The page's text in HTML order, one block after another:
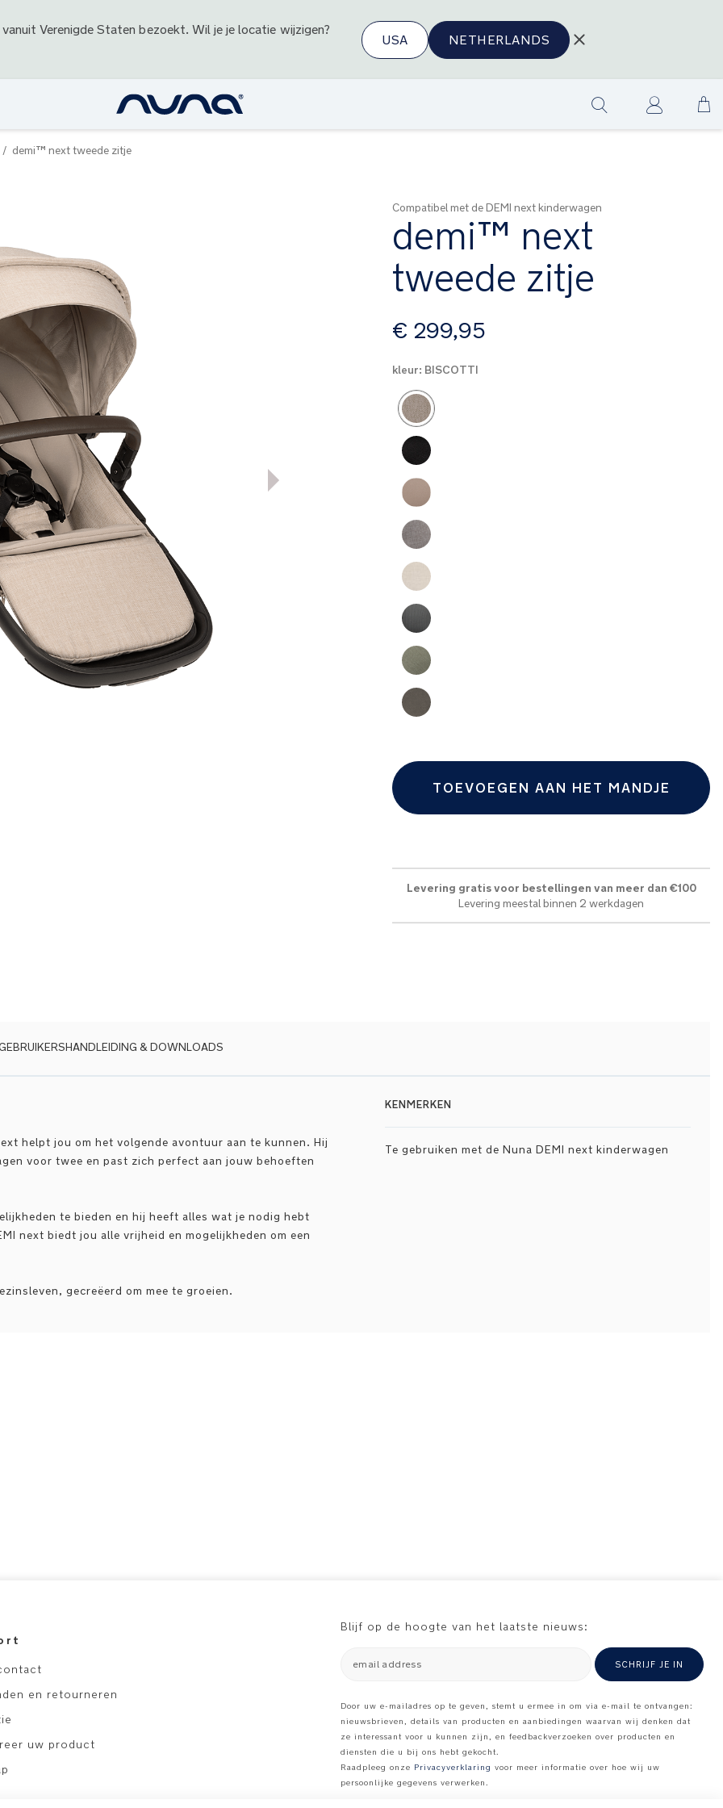
Verenigde Staten bezoekt. Wil je je locatie wijzigen?
USA NETHERLANDS
Ga
demi™ next tweede zitje
Compatibel met de DEMI next kinderwagen
demi™ next
tweede zitje
vanaf
€ 299,95
kleur: BISCOTTI
Product Fashions
TOEVOEGEN AAN HET MANDJE
Levering gratis voor bestellingen van meer dan €100
Levering meestal binnen 2 werkdagen
helpt jou om het volgende avontuur aan te kunnen. Hij
voor twee en past zich perfect aan jouw behoeften
te bieden en hij heeft alles wat je nodig hebt
next biedt jou alle vrijheid en mogelijkheden om een
gecreëerd om mee te groeien.
KENMERKEN
Te gebruiken met de Nuna DEMI next kinderwagen
& DOWNLOADS
en retourneren
uw product
Blijf op de hoogte van het laatste nieuws:
email address SCHRIJF JE IN
Door uw e-mailadres op te geven, stemt u ermee in om via e-mail te ontvangen:
nieuwsbrieven, details van producten en aanbiedingen waarvan wij denken dat
ze interessant voor u kunnen zijn, en feedbackverzoeken over producten en
diensten die u bij ons hebt gekocht.
Raadpleeg onze Privacyverklaring voor meer informatie over hoe wij uw
persoonlijke gegevens verwerken.